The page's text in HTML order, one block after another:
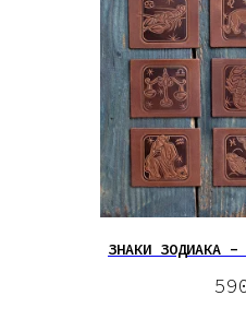
ЗНАКИ ЗОДИАКА -